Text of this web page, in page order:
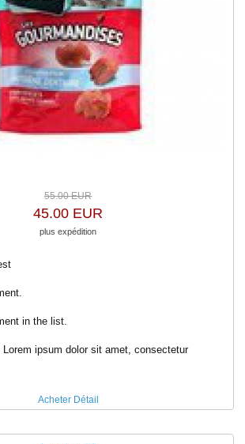
55.00 EUR
45.00 EUR
plus expédition
in the list.
ipsum dolor sit amet, consectetur
Acheter Détail